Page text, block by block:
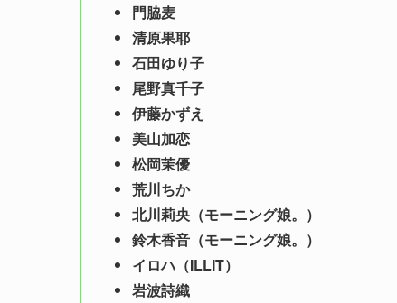
門脇麦
清原果耶
石田ゆり子
尾野真千子
伊藤かずえ
美山加恋
松岡茉優
荒川ちか
北川莉央（モーニング娘。）
鈴木香音（モーニング娘。）
イロハ（ILLIT）
岩波詩織